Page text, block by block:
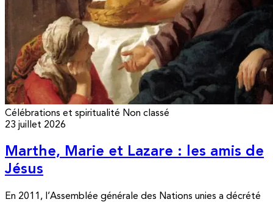
Célébrations et spiritualité Non classé
23 juillet 2026
Marthe, Marie et Lazare : les amis de
Jésus
En 2011, l’Assemblée générale des Nations unies a décrété